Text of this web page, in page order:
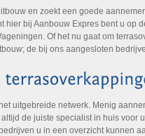
en zoekt een goede
hier bij Aanbouw Expres bent u op
Of het nu gaat om
de bij ons aangesloten
uitgebreide netwerk. Menig
de juiste specialist in huis voor
u in een overzicht kunnen